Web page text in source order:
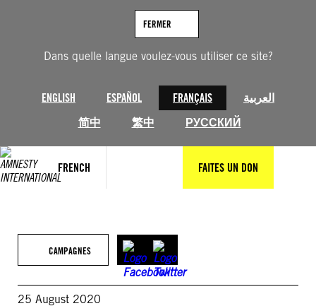
Dans quelle langue voulez-vous utiliser ce site?
ENGLISH ESPAÑOL FRANÇAIS
العربية
简中
繁中 РУССКИЙ
FERMER
FRENCH FAITES UN DON
CAMPAGNES
25 August 2020